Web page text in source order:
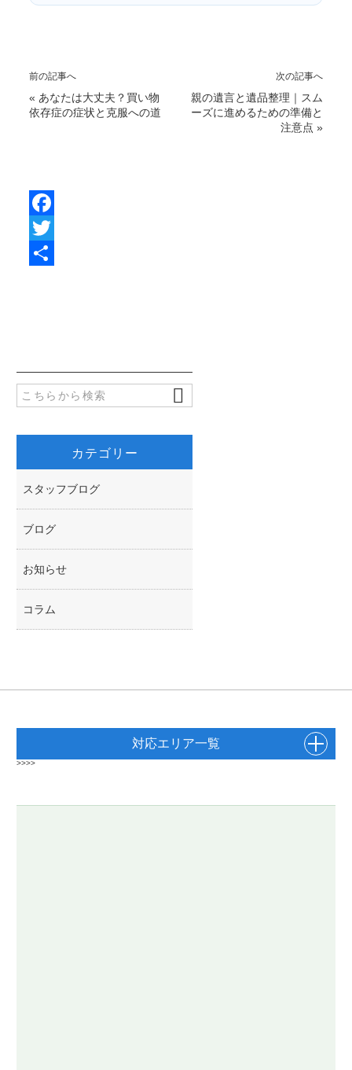
前の記事へ
« あなたは大丈夫？買い物
依存症の症状と克服への道
次の記事へ
親の遺言と遺品整理｜スム
ーズに進めるための準備と
注意点 »
F
カテゴリー
スタッフブログ
ブログ
お知らせ
コラム
対応エリア一覧
>>>>